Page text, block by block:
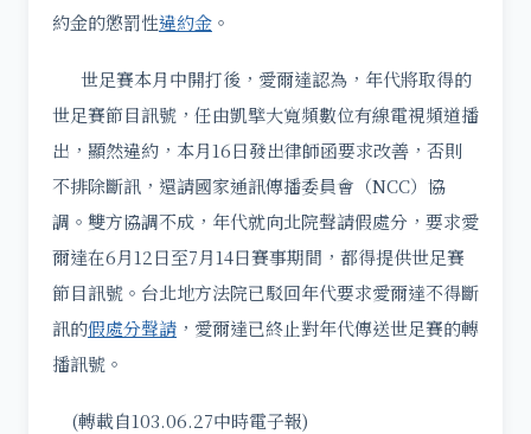
約金的懲罰性違約金 。
世足賽本月中開打後，愛爾達認為，年代將取得的
世足賽節目訊號，任由凱擘大寬頻數位有線電視頻道播
出，顯然違約，本月16日發出律師函要求改善，否則
不排除斷訊，還請國家通訊傳播委員會（NCC）協
調。雙方協調不成，年代就向北院聲請假處分，要求愛
爾達在6月12日至7月14日賽事期間，都得提供世足賽
節目訊號。台北地方法院已駁回年代要求愛爾達不得斷
訊的假處分聲請 ，愛爾達已終止對年代傳送世足賽的轉
播訊號。
(轉載自103.06.27中時電子報)